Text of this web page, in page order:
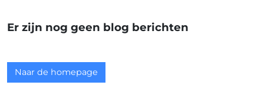
Er zijn nog geen blog berichten
Naar de homepage